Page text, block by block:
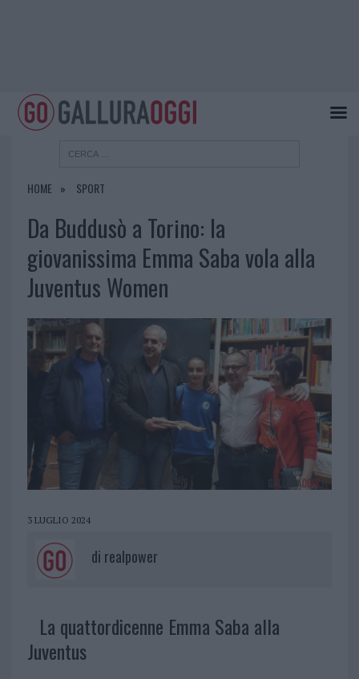
HOME SPORT
Da Buddusò a Torino: la
giovanissima Emma Saba vola alla
Juventus Women
3 LUGLIO 2024
di realpower
La quattordicenne Emma Saba alla
Juventus